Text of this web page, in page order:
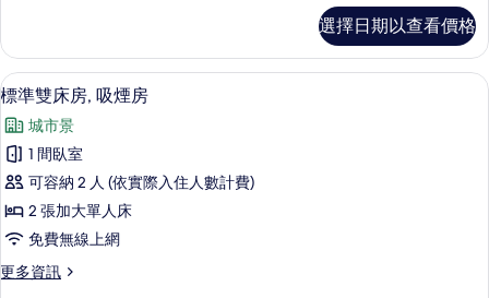
房
的
所
有
相
片
雙
床
房,
吸
煙
房
的
詳
情
選擇日期以查看價格
顯
示
標
準
雙
床
吸
1
標準雙床房, 吸煙房
城市景
1 間臥室
可容納 2 人 (依實際入住人數計費)
2 張加大單人床
免費無線上網
更多資訊
更